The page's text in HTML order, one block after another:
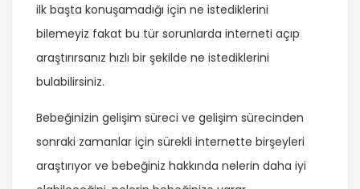
ilk başta konuşamadığı için ne istediklerini
bilemeyiz fakat bu tür sorunlarda interneti açıp
araştırırsanız hızlı bir şekilde ne istediklerini
bulabilirsiniz.
Bebeğinizin gelişim süreci ve gelişim sürecinden
sonraki zamanlar için sürekli internette birşeyleri
araştırıyor ve bebeğiniz hakkında nelerin daha iyi